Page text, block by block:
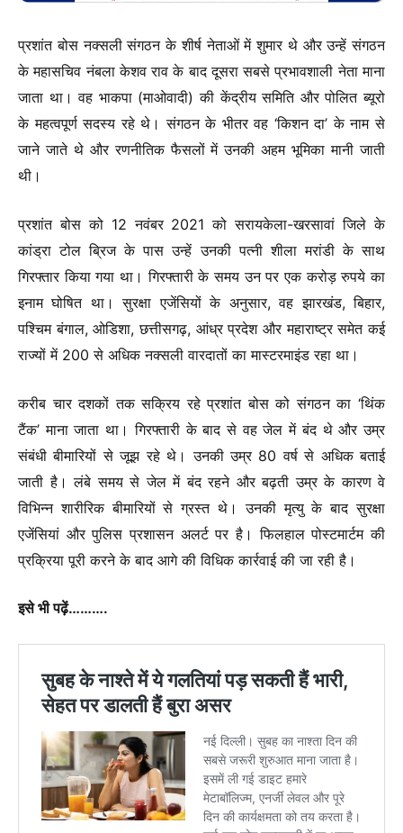
प्रशांत बोस नक्सली संगठन के शीर्ष नेताओं में शुमार थे और उन्हें संगठन
के महासचिव नंबला केशव राव के बाद दूसरा सबसे प्रभावशाली नेता माना
जाता था। वह भाकपा (माओवादी) की केंद्रीय समिति और पोलित ब्यूरो
के महत्वपूर्ण सदस्य रहे थे। संगठन के भीतर वह ‘किशन दा’ के नाम से
जाने जाते थे और रणनीतिक फैसलों में उनकी अहम भूमिका मानी जाती
थी।
प्रशांत बोस को 12 नवंबर 2021 को सरायकेला-खरसावां जिले के
कांड्रा टोल ब्रिज के पास उन्हें उनकी पत्नी शीला मरांडी के साथ
गिरफ्तार किया गया था। गिरफ्तारी के समय उन पर एक करोड़ रुपये का
इनाम घोषित था। सुरक्षा एजेंसियों के अनुसार, वह झारखंड, बिहार,
पश्चिम बंगाल, ओडिशा, छत्तीसगढ़, आंध्र प्रदेश और महाराष्ट्र समेत कई
राज्यों में 200 से अधिक नक्सली वारदातों का मास्टरमाइंड रहा था।
करीब चार दशकों तक सक्रिय रहे प्रशांत बोस को संगठन का ‘थिंक
टैंक’ माना जाता था। गिरफ्तारी के बाद से वह जेल में बंद थे और उम्र
संबंधी बीमारियों से जूझ रहे थे। उनकी उम्र 80 वर्ष से अधिक बताई
जाती है। लंबे समय से जेल में बंद रहने और बढ़ती उम्र के कारण वे
विभिन्न शारीरिक बीमारियों से ग्रस्त थे। उनकी मृत्यु के बाद सुरक्षा
एजेंसियां और पुलिस प्रशासन अलर्ट पर है। फिलहाल पोस्टमार्टम की
प्रक्रिया पूरी करने के बाद आगे की विधिक कार्रवाई की जा रही है।
इसे भी पढ़ें……….